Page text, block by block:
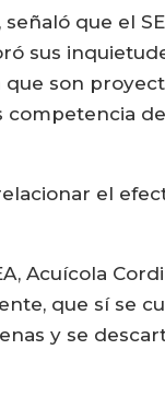
que el
sus
son
el
Acuícola
que sí se
y se